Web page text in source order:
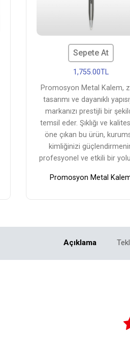
Açıklama
Sepete At
1,755.00TL
Promosyon Metal Kalem,
tasarımı ve dayanıklı
markanızı prestijli bir
temsil eder. Şıklığı ve
öne çıkan bu ürün,
kimliğinizi
profesyonel ve etkili bir
Promosyon Metal